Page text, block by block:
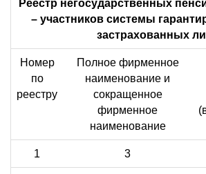
Реестр негосударственных
– участников системы
застрахованных
Номер
по
реестру
Полное фирменное
наименование и
сокращенное
фирменное
наименование
1 3